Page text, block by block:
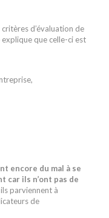
d’évaluation de
explique que celle-ci est
encore du mal à se
ils n’ont pas de
parviennent à
de